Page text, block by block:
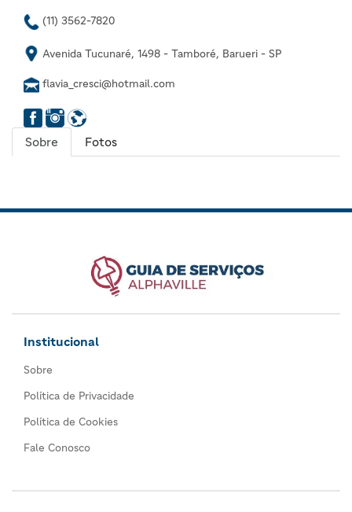
(11) 3562-7820
Avenida Tucunaré, 1498 - Tamboré, Barueri - SP
flavia_cresci@hotmail.com
Sobre Fotos
Institucional
Sobre
Política de Privacidade
Política de Cookies
Fale Conosco